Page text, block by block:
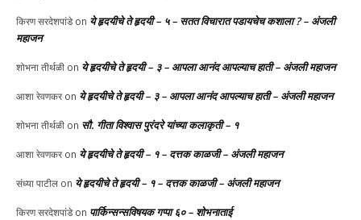
किरण सरदेशपांडेon ये हृदयीचे ते हृदयी – ५ – सतत विचारात पडायचेच कशाला ? – अंजली
महाजन
शोभना तीर्थळी on ये हृदयीचे ते हृदयी – ३ – आपला आनंद आपल्याच हाती – अंजली महाजन
आशा रेवणकरon ये हृदयीचे ते हृदयी – ३ – आपला आनंद आपल्याच हाती – अंजली महाजन
शोभना तीर्थळी on सौ. गीता विश्वास पुरंदरे यांच्या कलाकृती – १
आशा रेवणकरon ये हृदयीचे ते हृदयी – १ – दत्तक काळजी – अंजली महाजन
संध्या पाटील on ये हृदयीचे ते हृदयी – १ – दत्तक काळजी – अंजली महाजन
किरण सरदेशपांडेon पार्किन्सन्सविषयक गप्पा ६० – शोभनाताई